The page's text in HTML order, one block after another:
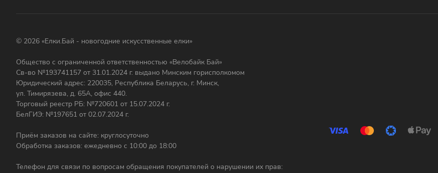
© 2026 «Елки.Бай - новогодние искусственные елки»
Общество с ограниченной ответственностью «Велобайк Бай»
Св-во №193741157 от 31.01.2024 г. выдано Минским горисполкомом
Юридический адрес: 220035, Республика Беларусь, г. Минск,
ул. Тимирязева, д. 65А, офис 440.
Торговый реестр РБ: №720601 от 15.07.2024 г.
БелГИЭ: №197651 от 02.07.2024 г.
Приём заказов на сайте: круглосуточно
Обработка заказов: ежедневно с 10:00 до 18:00
Телефон для связи по вопросам обращения покупателей о нарушении их прав: